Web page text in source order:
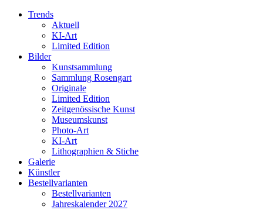
Trends
Aktuell
KI-Art
Limited Edition
Bilder
Kunstsammlung
Sammlung Rosengart
Originale
Limited Edition
Zeitgenössische Kunst
Museumskunst
Photo-Art
KI-Art
Lithographien & Stiche
Galerie
Künstler
Bestellvarianten
Bestellvarianten
Jahreskalender 2027